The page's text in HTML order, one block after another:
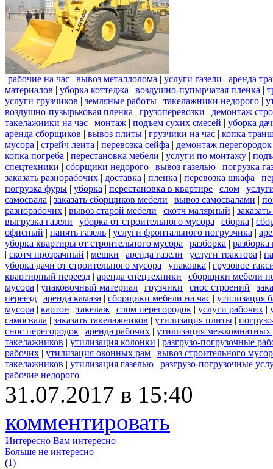
рабочие на час | вывоз металлолома | услуги газели | аренда
материалов | уборка коттеджа | воздушно-пупырчатая пленка |
услуги грузчиков | земляные работы | такелажники недорого |
воздушно-пузырьковая пленка | грузоперевозки | демонтаж
такелажники на час | монтаж | подъем сухих смесей | уборка
аренда сборщиков | вывоз плиты | грузчики на час | копка
мусора | стрейч лента | перевозка сейфа | демонтаж перегородок
копка погреба | перестановка мебели | услуги по монтажу |
спецтехники | сборщики недорого | вывоз газелью | погрузка
заказать разнорабочих | доставка | пленка | перевозка шкафа |
погрузка фуры | уборка | перестановка в квартире | слом |
самосвала | заказать сборщиков мебели | вывоз самосвалами |
разнорабочих | вывоз старой мебели | скотч малярный |
выгрузка газели | уборка от строительного мусора | сборка |
офисный | нанять газель | услуги фронтального погрузчика |
уборка квартиры от строительного мусора | разборка |
| скотч прозрачный | мешки | аренда газели | услуги трактора |
уборка дачи от строительного мусора | упаковка | грузовое
квартирный переезд | аренда спецтехники | сборщики мебели
мусора | упаковочный материал | грузчики | снос строений |
переезд | аренда камаза | сборщики мебели на час | утилизация
мусора | картон | такелаж | слом перегородок | услуги рабочих |
самосвала | заказать такелажников | утилизация плиты |
снос перегородок | аренда рабочих | утилизация межкомнатных
такелажников | утилизация колонки | разгрузо-погрузочные
рабочих | утилизация оконных рам | вывоз строительного
такелажников | утилизация газелью | разгрузо-погрузочные
рабочие недорого
31.07.2017 в 15:40
комментировать
Интересно Вам интересно
Больше не интересно
(1)